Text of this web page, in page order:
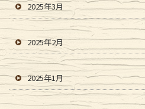
2025年3月
2025年2月
2025年1月